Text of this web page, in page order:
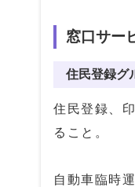
窓口サー
住民登録グ
住民登録、
ること。
自動車臨時